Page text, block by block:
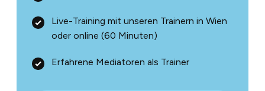
Live-Training mit unseren Trainern in Wien
oder online (60 Minuten)
Erfahrene Mediatoren als Trainer